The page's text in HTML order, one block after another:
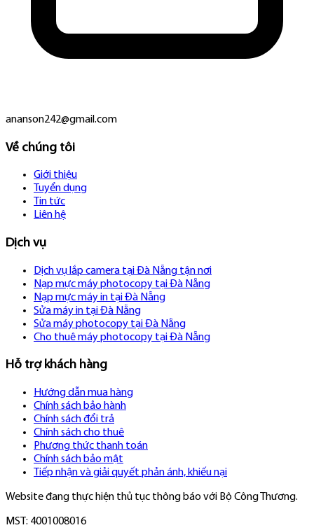
ananson242@gmail.com
Về chúng tôi
Giới thiệu
Tuyển dụng
Tin tức
Liên hệ
Dịch vụ
Dịch vụ lắp camera tại Đà Nẵng tận nơi
Nạp mực máy photocopy tại Đà Nẵng
Nạp mực máy in tại Đà Nẵng
Sửa máy in tại Đà Nẵng
Sửa máy photocopy tại Đà Nẵng
Cho thuê máy photocopy tại Đà Nẵng
Hỗ trợ khách hàng
Hướng dẫn mua hàng
Chính sách bảo hành
Chính sách đổi trả
Chính sách cho thuê
Phương thức thanh toán
Chính sách bảo mật
Tiếp nhận và giải quyết phản ánh, khiếu nại
Website đang thực hiện thủ tục thông báo với Bộ Công Thương.
MST: 4001008016